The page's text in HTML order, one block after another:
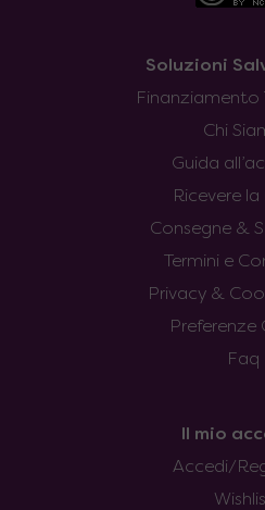
Soluzioni
Finanziamento
Chi
Guida
Ricevere
Consegne &
Termini e
Privacy &
Preferenze
Faq
Il mio
Accedi/